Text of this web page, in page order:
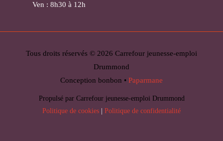
Ven : 8h30 à 12h
Tous droits réservés © 2026 Carrefour jeunesse-emploi
Drummond
Conception bonbon • Paparmane
Propulsé par Carrefour jeunesse-emploi Drummond
Politique de cookies
Politique de confidentialité